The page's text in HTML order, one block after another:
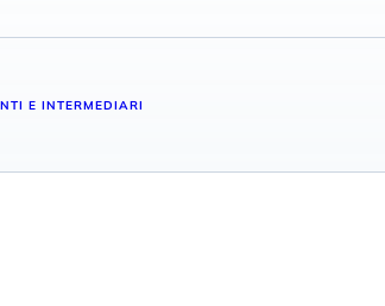
E INTERMEDIARI